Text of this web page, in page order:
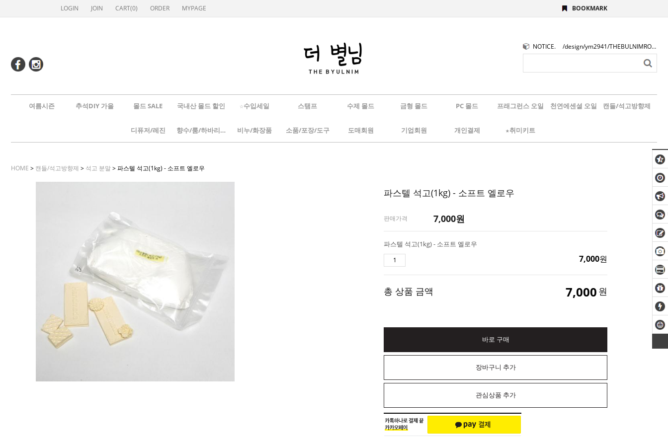
LOGIN JOIN CART(0) ORDER MYPAGE BOOKMARK
NOTICE. /design/ym2941/THEBULNIMROGO.png
여름시즌 추석DIY 가을 몰드 SALE 국내산 몰드 할인 ☆수입세일 스탬프 수제 몰드 금형 몰드 PC 몰드 프래그런스 오일 천연에센셜 오일 캔들/석고방향제
디퓨저/레진 향수/룸/하바리움 비누/화장품 소품/포장/도구 도매회원 기업회원 개인결제 ★취미키트
HOME > 캔들/석고방향제 > 석고 분말> 파스텔 석고(1kg) - 소프트 엘로우
파스텔 석고(1kg) - 소프트 엘로우
판매가격 7,000원
파스텔 석고(1kg) - 소프트 엘로우
7,000원
총 상품 금액 7,000 원
바로 구매
장바구니 추가
관심상품 추가